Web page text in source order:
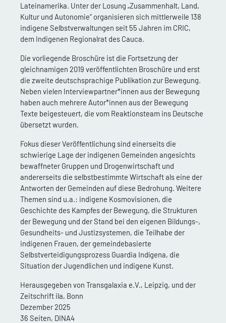
Lateinamerika. Unter der Losung „Zusammenhalt, Land,
Kultur und Autonomie“ organisieren sich mittlerweile 138
indigene Selbstverwaltungen seit 55 Jahren im CRIC,
dem Indigenen Regionalrat des Cauca.
Die vorliegende Broschüre ist die Fortsetzung der
gleichnamigen 2019 veröffentlichten Broschüre und erst
die zweite deutschsprachige Publikation zur Bewegung.
Neben vielen Interviewpartner*innen aus der Bewegung
haben auch mehrere Autor*innen aus der Bewegung
Texte beigesteuert, die vom Reaktionsteam ins Deutsche
übersetzt wurden.
Fokus dieser Veröffentlichung sind einerseits die
schwierige Lage der indigenen Gemeinden angesichts
bewaffneter Gruppen und Drogenwirtschaft und
andererseits die selbstbestimmte Wirtschaft als eine der
Antworten der Gemeinden auf diese Bedrohung. Weitere
Themen sind u.a.: indigene Kosmovisionen, die
Geschichte des Kampfes der Bewegung, die Strukturen
der Bewegung und der Stand bei den eigenen Bildungs-,
Gesundheits- und Justizsystemen, die Teilhabe der
indigenen Frauen, der gemeindebasierte
Selbstverteidigungsprozess Guardia Indígena, die
Situation der Jugendlichen und indigene Kunst.
Herausgegeben von Transgalaxia e.V., Leipzig, und der
Zeitschrift ila, Bonn
Dezember 2025
36 Seiten, DINA4